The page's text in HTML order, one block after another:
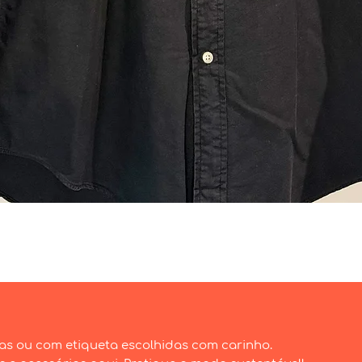
ou com etiqueta escolhidas com carinho.